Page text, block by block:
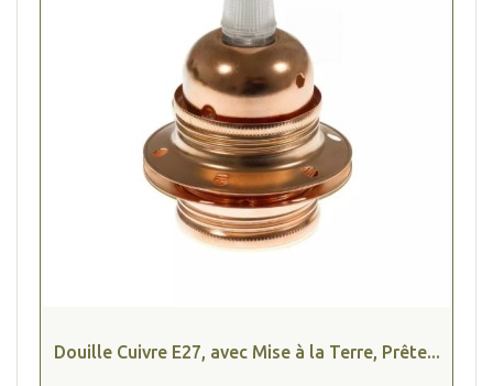
Douille Cuivre E27, avec Mise à la Terre, Prête...